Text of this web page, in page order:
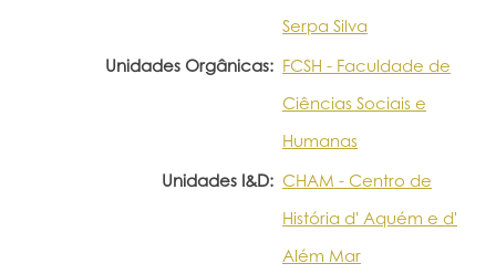
Serpa Silva
Unidades Orgânicas: FCSH - Faculdade de
Ciências Sociais e
Humanas
Unidades I&D: CHAM - Centro de
História d' Aquém e d'
Além Mar